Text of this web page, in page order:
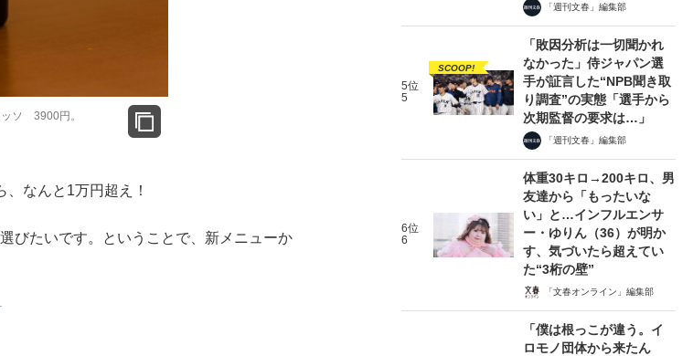
ソ 3900円。
なんと1万円超え！
びたいです。ということで、新メニューか
「週刊文春」編集部
5位
5
SCOOP!
「敗因分析は一切聞かれ
なかった」侍ジャパン選
手が証言した“NPB聞き取
り調査”の実態「選手から
次期監督の要求は…」
「週刊文春」編集部
6位
6
体重30キロ→200キロ、男
友達から「もったいな
い」と…インフルエンサ
ー・ゆりん（36）が明か
す、気づいたら超えてい
た“3桁の壁”
「文春オンライン」編集部
「僕は根っこが違う。イ
ロモノ団体から来たん